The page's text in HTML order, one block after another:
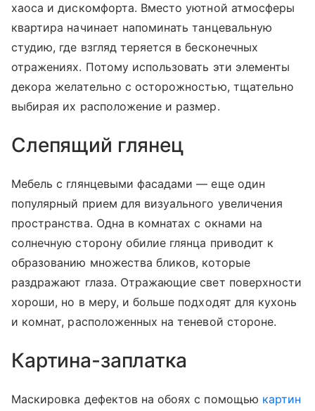
хаоса и дискомфорта. Вместо уютной атмосферы
квартира начинает напоминать танцевальную
студию, где взгляд теряется в бесконечных
отражениях. Потому использовать эти элементы
декора желательно с осторожностью, тщательно
выбирая их расположение и размер.
Слепящий глянец
Мебель с глянцевыми фасадами — еще один
популярный прием для визуального увеличения
пространства. Одна в комнатах с окнами на
солнечную сторону обилие глянца приводит к
образованию множества бликов, которые
раздражают глаза. Отражающие свет поверхности
хороши, но в меру, и больше подходят для кухонь
и комнат, расположенных на теневой стороне.
Картина-заплатка
Маскировка дефектов на обоях с помощью картин